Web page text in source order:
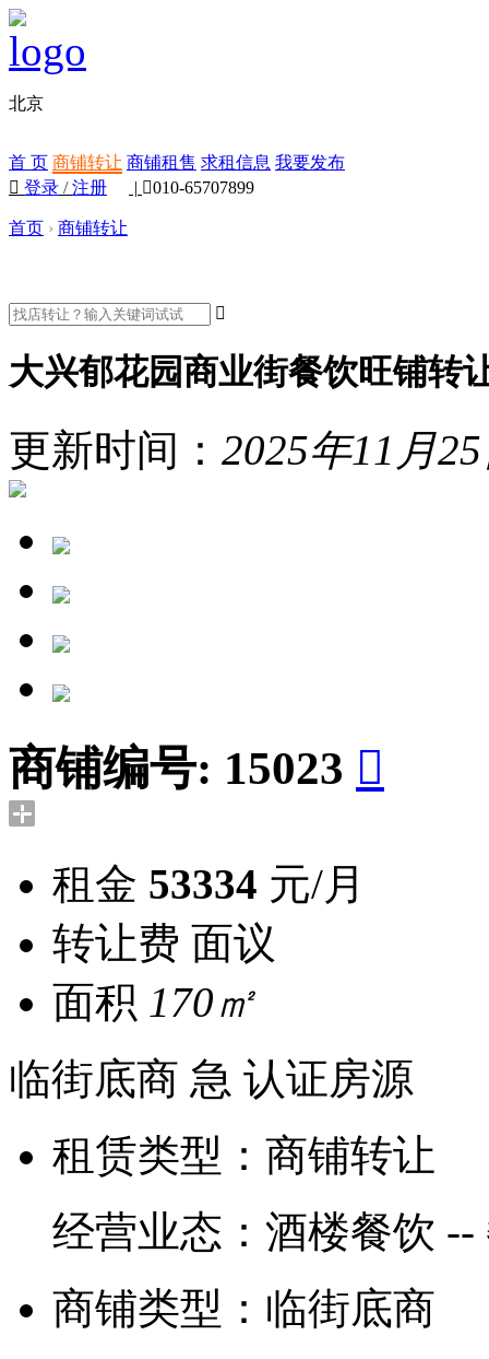
北京
首 页 商铺转让 商铺租售 求租信息 我要发布
 登录 /注册 | 010-65707899
首页 › 商铺转让

大兴郁花园商业街餐饮旺铺转
更新时间： 2025年11月
商铺编号: 15023 
租金 53334 元/月
转让费 面议
面积 170㎡
临街底商 急 认证房源
租赁类型： 商铺转让
经营业态： 酒楼餐饮 --
商铺类型： 临街底商